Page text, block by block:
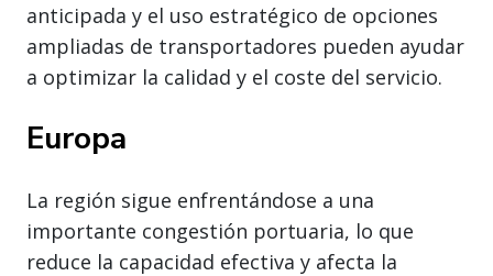
anticipada y el uso estratégico de opciones
ampliadas de transportadores pueden ayudar
a optimizar la calidad y el coste del servicio.
Europa
La región sigue enfrentándose a una
importante congestión portuaria, lo que
reduce la capacidad efectiva y afecta la